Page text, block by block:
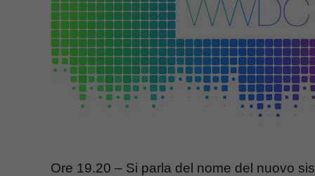
Ore 19.20 – Si parla del nome del nuovo